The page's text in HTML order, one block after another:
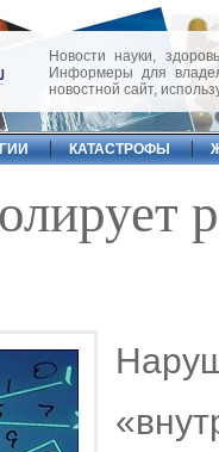
Новости науки,
Информеры для
новостной сайт,
КАТАСТРОФЫ